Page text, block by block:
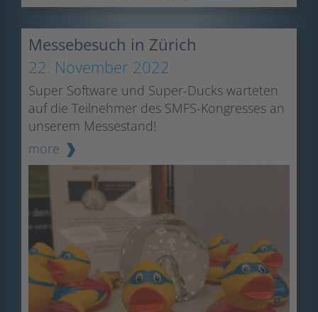
Messebesuch in Zürich
22. November 2022
Super Software und Super-Ducks warteten
auf die Teilnehmer des SMFS-Kongresses an
unserem Messestand!
more